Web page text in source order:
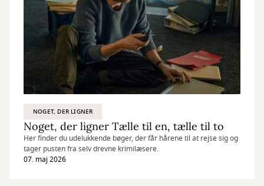
NOGET, DER LIGNER
Noget, der ligner Tælle til en, tælle til to
Her finder du udelukkende bøger, der får hårene til at rejse sig og
tager pusten fra selv drevne krimilæsere.
07. maj 2026